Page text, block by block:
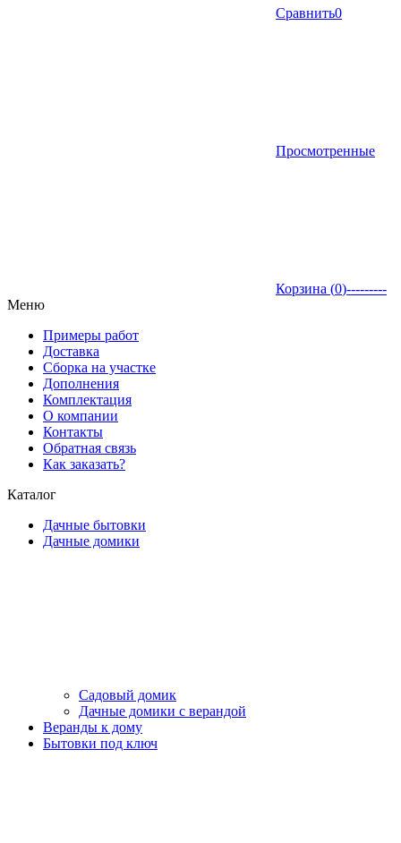
Сравнить0
Просмотренные
Корзина (0)---------
Меню
Примеры работ
Доставка
Сборка на участке
Дополнения
Комплектация
О компании
Контакты
Обратная связь
Как заказать?
Каталог
Дачные бытовки
Дачные домики
Садовый домик
Дачные домики с верандой
Веранды к дому
Бытовки под ключ